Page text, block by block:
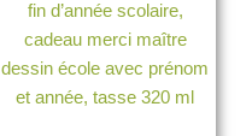
fin d’année scolaire,
cadeau merci maître
dessin école avec prénom
et année, tasse 320 ml